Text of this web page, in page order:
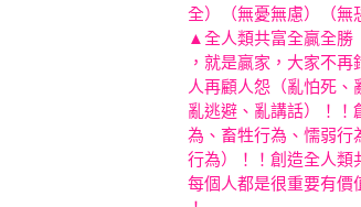
全）（無憂無慮）（無
▲全人類共富全贏全勝
，就是贏家，大家不
人再顧人怨（亂怕死、
亂逃避、亂講話）！
為、畜牲行為、懦弱行
行為）！！創造全人類
每個人都是很重要有價